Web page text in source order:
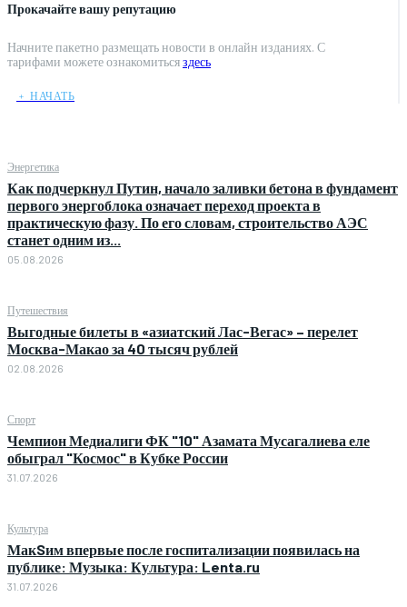
Прокачайте вашу репутацию
Начните пакетно размещать новости в онлайн изданиях. С
тарифами можете ознакомитьсяздесь
﹢ НАЧАТЬ
Энергетика
Как подчеркнул Путин, начало заливки бетона в фундамент
первого энергоблока означает переход проекта в
практическую фазу. По его словам, строительство АЭС
станет одним из...
05.08.2026
Путешествия
Выгодные билеты в «азиатский Лас-Вегас» – перелет
Москва-Макао за 40 тысяч рублей
02.08.2026
Спорт
Чемпион Медиалиги ФК "10" Азамата Мусагалиева еле
обыграл "Космос" в Кубке России
31.07.2026
Культура
МакSим впервые после госпитализации появилась на
публике: Музыка: Культура: Lenta.ru
31.07.2026